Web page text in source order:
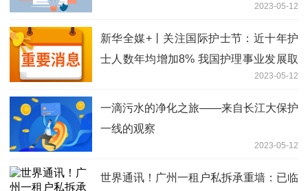
2023-05-12
新华全媒+丨关注国际护士节：近十年护
士人数年均增加8% 我国护理事业发展取
2023-05-12
一滴污水的净化之旅——来自长江大保护
一线的观察
2023-05-12
世界通讯！广州一租户私拆承重墙：已临